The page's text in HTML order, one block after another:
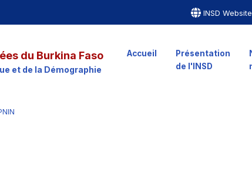
INSD Website
du Burkina Faso
et de la Démographie
Accueil
Présentation
de l'INSD